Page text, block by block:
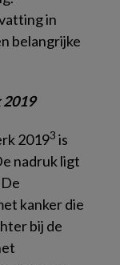
in
belangrijke
20193 is
nadruk ligt
kanker die
bij de